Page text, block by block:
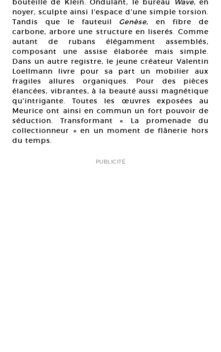
bouteille de Klein. Ondulant, le bureau Wave, en
noyer, sculpte ainsi l’espace d’une simple torsion.
Tandis que le fauteuil Genèse, en fibre de
carbone, arbore une structure en liserés. Comme
autant de rubans élégamment assemblés,
composant une assise élaborée mais simple.
Dans un autre registre, le jeune créateur Valentin
Loellmann livre pour sa part un mobilier aux
fragiles allures organiques. Pour des pièces
élancées, vibrantes, à la beauté aussi magnétique
qu’intrigante. Toutes les œuvres exposées au
Meurice ont ainsi en commun un fort pouvoir de
séduction. Transformant « La promenade du
collectionneur » en un moment de flânerie hors
du temps.
PUBLICITÉ